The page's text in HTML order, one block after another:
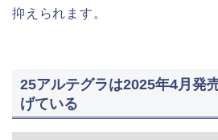
抑えられます。
25アルテグラは2025年4月発
げている